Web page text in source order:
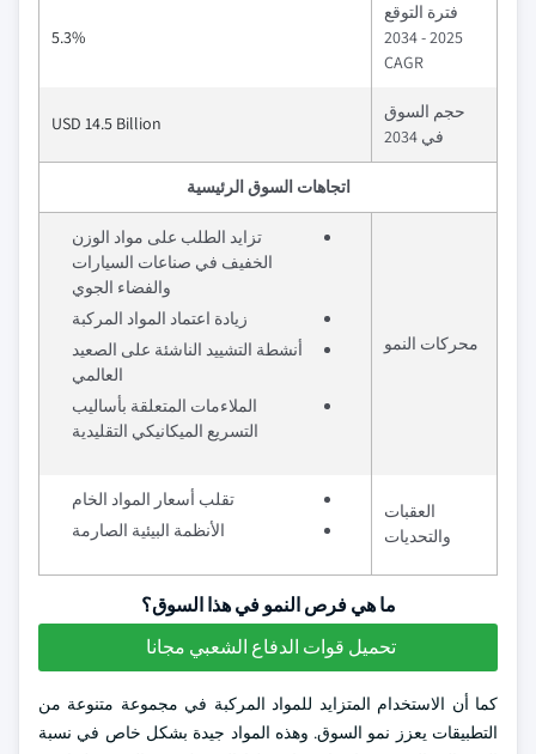
فترة التوقع
2025 - 2034
CAGR
5.3%
حجم السوق
في 2034
USD 14.5 Billion
اتجاهات السوق الرئيسية
محركات النمو
تزايد الطلب على مواد الوزن
الخفيف في صناعات السيارات
والفضاء الجوي
زيادة اعتماد المواد المركبة
أنشطة التشييد الناشئة على الصعيد
العالمي
الملاءمات المتعلقة بأساليب
التسريع الميكانيكي التقليدية
العقبات
والتحديات
تقلب أسعار المواد الخام
الأنظمة البيئية الصارمة
ما هي فرص النمو في هذا السوق؟
تحميل قوات الدفاع الشعبي مجانا
كما أن الاستخدام المتزايد للمواد المركبة في مجموعة متنوعة من
التطبيقات يعزز نمو السوق. وهذه المواد جيدة بشكل خاص في نسبة